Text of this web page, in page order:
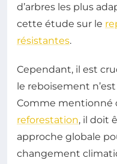
d’arbres les plus
cette étude sur le
résistantes.
Cependant, il est
le reboisement
Comme mentionné
reforestation, il doit
approche globale
changement